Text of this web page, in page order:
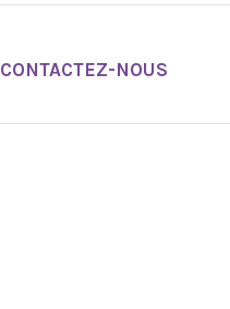
CONTACTEZ-NOUS